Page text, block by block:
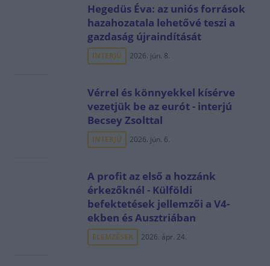
Hegedüs Éva: az uniós források
hazahozatala lehetővé teszi a
gazdaság újraindítását
INTERJÚ 2026. jún. 8.
Vérrel és könnyekkel kísérve
vezetjük be az eurót - interjú
Becsey Zsolttal
INTERJÚ 2026. jún. 6.
A profit az első a hozzánk
érkezőknél - Külföldi
befektetések jellemzői a V4-
ekben és Ausztriában
ELEMZÉSEK 2026. ápr. 24.